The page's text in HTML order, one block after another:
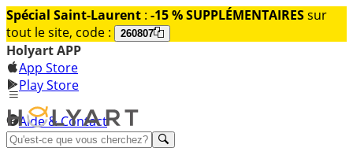
Spécial Saint-Laurent : -15 % SUPPLÉMENTAIRESsur
tout le site, code :
260807
Holyart APP
App Store
Play Store
Aide & Contact
Découvrez Premium